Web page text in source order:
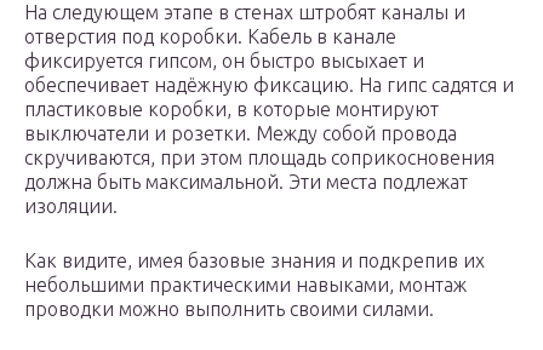
На следующем этапе в стенах штробят каналы и
отверстия под коробки. Кабель в канале
фиксируется гипсом, он быстро высыхает и
обеспечивает надёжную фиксацию. На гипс садятся и
пластиковые коробки, в которые монтируют
выключатели и розетки. Между собой провода
скручиваются, при этом площадь соприкосновения
должна быть максимальной. Эти места подлежат
изоляции.
Как видите, имея базовые знания и подкрепив их
небольшими практическими навыками, монтаж
проводки можно выполнить своими силами.